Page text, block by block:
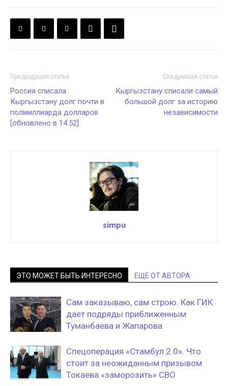
Предыдущая статья
Россия списала
Кыргызстану долг почти в
полмиллиарда долларов
[обновлено в 14:52]
Следующая статья
Кыргызстану списали самый
большой долг за историю
независимости
simpu
ЭТО МОЖЕТ БЫТЬ ИНТЕРЕСНО ЕЩЕ ОТ АВТОРА
Сам заказываю, сам строю. Как ГИК
дает подряды приближенным
Туманбаева и Жапарова
Спецоперация «Стамбул 2.0». Что
стоит за неожиданным призывом
Токаева «заморозить» СВО